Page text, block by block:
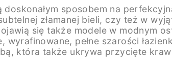
doskonałym sposobem na
złamanej bieli, czy też w
się także modele w modnym
pełne szarości
która także ukrywa przycięte